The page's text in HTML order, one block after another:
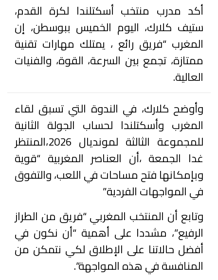
أكد مدرب منتخب أسكتلندا لكرة القدم،
ستيف كلارك، اليوم الخميس ببوسطن، إن
المغرب “فريق رائع ، يمتلك مهارات تقنية
ممتازة، تجمع بين السرعة، القوة، والفنيات
العالية.
وأوضح كلارك، في الندوة التي تسبق لقاء
المغرب وأسكتلندا لحساب الجولة الثانية
للمجموعة الثالثة لمونديال 2026،المنتظر
غدا الجمعة ،أن العناصر المغربية “قوية
وبإمكانها فتح مساحات في اللعب، والتفوق
في المواجهات الفردية”
وتابع أن المنتخب المغربي “فريق من الطراز
الرفيع”، مشددا على أهمية “أن نكون في
أفضل حالاتنا على الإطلاق لكي نتمكن من
المنافسة في هذه المواجهة”.